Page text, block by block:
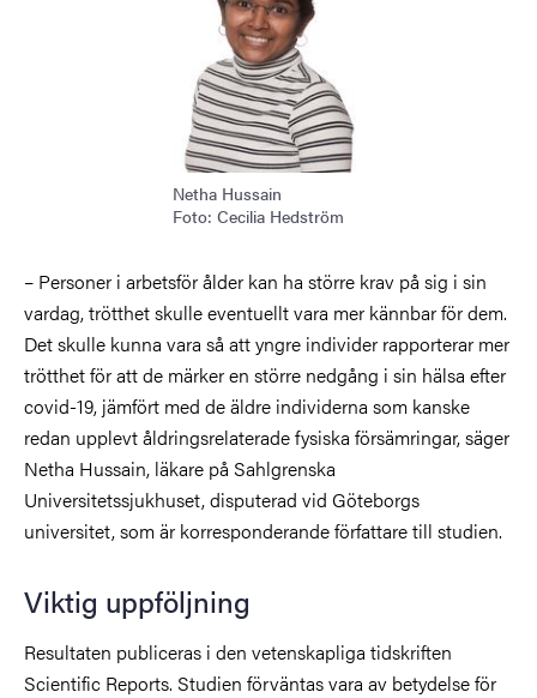
Netha Hussain
Foto: Cecilia Hedström
– Personer i arbetsför ålder kan ha större krav på sig i sin
vardag, trötthet skulle eventuellt vara mer kännbar för dem.
Det skulle kunna vara så att yngre individer rapporterar mer
trötthet för att de märker en större nedgång i sin hälsa efter
covid-19, jämfört med de äldre individerna som kanske
redan upplevt åldringsrelaterade fysiska försämringar, säger
Netha Hussain, läkare på Sahlgrenska
Universitetssjukhuset, disputerad vid Göteborgs
universitet, som är korresponderande författare till studien.
Viktig uppföljning
Resultaten publiceras i den vetenskapliga tidskriften
Scientific Reports. Studien förväntas vara av betydelse för